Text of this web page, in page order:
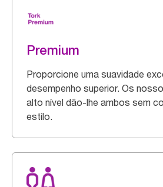
Premium
Proporcione uma suavidade
desempenho superior. Os
alto nível dão-lhe ambos sem
estilo.